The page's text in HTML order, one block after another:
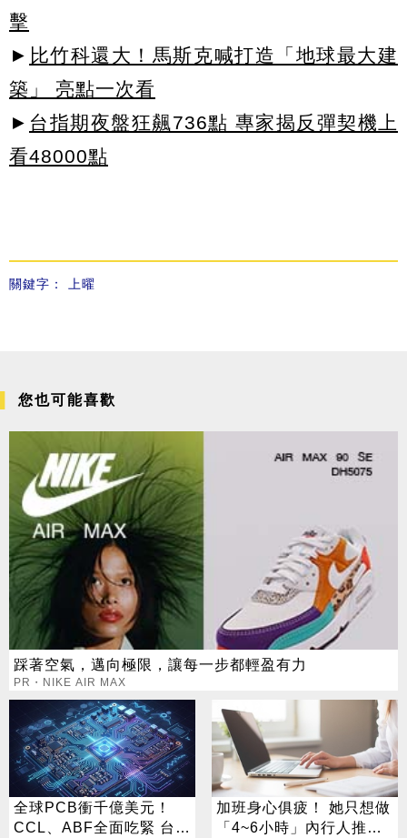
擊
► 比竹科還大！馬斯克喊打造「地球最大建
築」 亮點一次看
► 台指期夜盤狂飆736點 專家揭反彈契機上
看48000點
關鍵字： 上曜
您也可能喜歡
踩著空氣，邁向極限，讓每一步都輕盈有力
PR・NIKE AIR MAX
全球PCB衝千億美元！
CCL、ABF全面吃緊 台廠
加班身心俱疲！ 她只想做
「4~6小時」內行人推這